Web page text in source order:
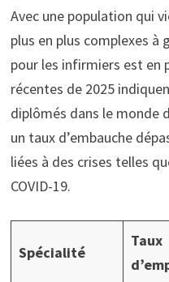
Avec une population qui
plus en plus complexes à
pour les infirmiers est en
récentes de 2025
diplômés dans le monde
un taux d’embauche
liées à des crises telles
COVID-19.
Spécialité
Taux